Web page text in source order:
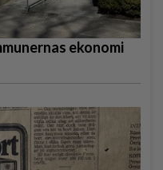
ekonomi